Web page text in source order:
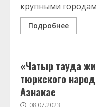
крупными
Подробнее
«Чатыр тауда
тюркского
Азнакае
08.07.2023